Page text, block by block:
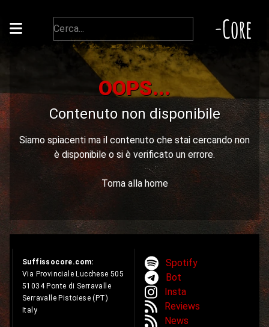
-Core
OOPS...
Contenuto non disponibile
Siamo spiacenti ma il contenuto che stai cercando non
è disponibile o si è verificato un errore.
Torna alla home
Suffissocore.com:
Via Provinciale Lucchese 505
51034 Ponte di Serravalle
Serravalle Pistoiese (PT)
Italy
Spotify
Bot
Insta
Reviews
News